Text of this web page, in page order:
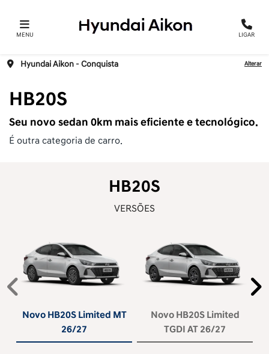
MENU LIGAR
Hyundai Aikon – Conquista Alterar
HB20S
Seu novo sedan 0km mais eficiente e tecnológico.
É outra categoria de carro.
HB20S
VERSÕES
Novo HB20S Limited MT
26/27
Novo HB20S Limited
TGDI AT 26/27
Anterior